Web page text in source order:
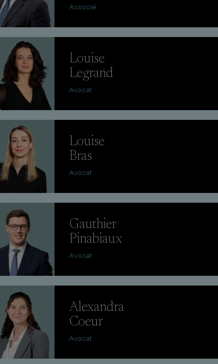
Associé
Louise
Legrand
Avocat
Louise
Bras
Avocat
Gauthier
Pinabiaux
Avocat
Alexandra
Coeur
Avocat